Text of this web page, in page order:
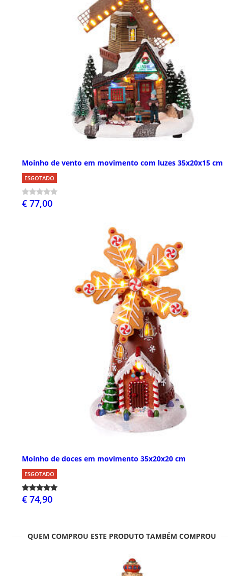
Moinho de vento em movimento com luzes 35x20x15 cm
ESGOTADO
€ 77,00
Moinho de doces em movimento 35x20x20 cm
ESGOTADO
€ 74,90
QUEM COMPROU ESTE PRODUTO TAMBÉM COMPROU